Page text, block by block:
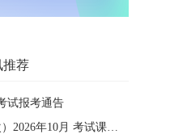
推荐
试报考通告
四川省高等教育自学考试（262次）2026年10月 考试课程简表